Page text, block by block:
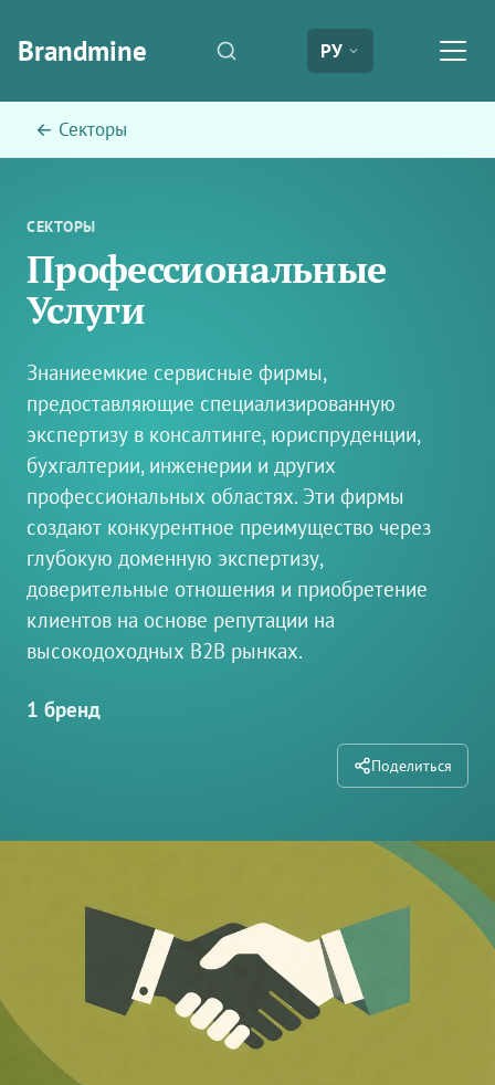
Brandmine РУ
← Секторы
СЕКТОРЫ
Профессиональные
Услуги
Знаниеемкие сервисные фирмы,
предоставляющие специализированную
экспертизу в консалтинге, юриспруденции,
бухгалтерии, инженерии и других
профессиональных областях. Эти фирмы
создают конкурентное преимущество через
глубокую доменную экспертизу,
доверительные отношения и приобретение
клиентов на основе репутации на
высокодоходных B2B рынках.
1 бренд
Поделиться